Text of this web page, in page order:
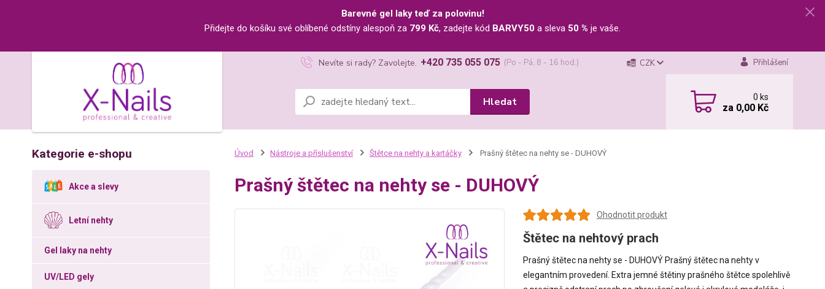
Barevné gel laky teď za polovinu!
Přidejte do košíku své oblíbené odstíny alespoň za 799 Kč, zadejte kód BARVY50 a sleva 50 % je vaše.
CZK Přihlášení
Hledat
Nevíte si rady? Zavolejte. +420 735 055 075 (Po - Pá, 8 - 16 hod.)
0ks
za 0,00 Kč
Kategorie e-shopu
Akce a slevy
Letní nehty
Gel laky na nehty
UV/LED gely
Úvod Nástroje a příslušenství Štětce na nehty a kartáčky Prašný štětec na nehty se - DUHOVÝ
Prašný štětec na nehty se - DUHOVÝ
Ohodnotit produkt
Štětec na nehtový prach
Prašný štětec na nehty se - DUHOVÝ Prašný štětec na nehty v
elegantním provedení. Extra jemné štětiny prašného štětce spolehlivě